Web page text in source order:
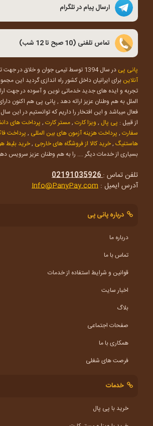
ارسال پیام در تلگرام
تماس تلفنی (10 صبح تا 12 شب)
پانی پی در سال 1394 توسط تیمی جوان و خلاق در جهت توسعه
آنلاین برای ایرانیان داخل کشور راه اندازی گردید این
تجربه و ایده های جدید خدماتی نوین و آسوده در جهت
الملل به هم وطنان عزیز ارائه دهد , پانی پی هم اکنون
فعال میباشد و این افتخار را داریم که توانستیم در این
از قبیل : پی پال , ویزا کارت ,مستر کارت , پرداخت های
سفارت , پرداخت هزینه آزمون های بین المللی , پرداخت
هاستنیگ ,خرید کالا از فروشگاه های خارجی ,خرید بلیط
بسیاری از خدمات دیگر .... را به هم وطنان عزیز سرویس
تلفن تماس :02191035926
آدرس ایمیل : Info@PanyPay.com
درباره پانی پی
درباره ما
تماس با ما
قوانین و شرایط استفاده از خدمات
اخبار سایت
بلاگ
صفحات اجتماعی
همکاری با ما
فرصت های شغلی
خدمات
خرید با پی پال